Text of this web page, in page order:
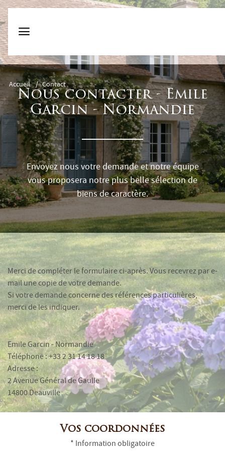
Accueil / Contact
Nous contacter - Emile
Garcin - Normandie
Envoyez nous votre demande et notre équipe
vous proposera notre plus belle sélection de
biens de caractère.
Merci de compléter le formulaire ci-après. Vous recevrez par e-
mail une copie de votre demande.
Si votre demande concerne des références particulières,
merci de les indiquer.
Emile Garcin - Normandie
Téléphone : +33 2 31 14 18 18
Adresse :
2 Avenue Général de Gaulle
14800 Deauville
Vos coordonnées
* Information obligatoire